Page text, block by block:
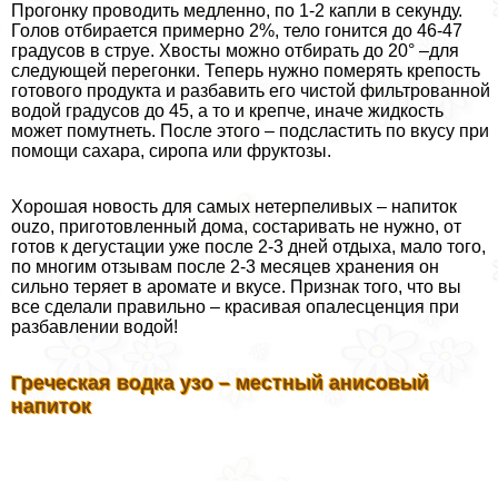
Прогонку проводить медленно, по 1-2 капли в секунду.
Голов отбирается примерно 2%, тело гонится до 46-47
градусов в струе. Хвосты можно отбирать до 20° –для
следующей перегонки. Теперь нужно померять крепость
готового продукта и разбавить его чистой фильтрованной
водой градусов до 45, а то и крепче, иначе жидкость
может помутнеть. После этого – подсластить по вкусу при
помощи сахара, сиропа или фруктозы.
Хорошая новость для самых нетерпеливых – напиток
ouzo, приготовленный дома, состаривать не нужно, от
готов к дегустации уже после 2-3 дней отдыха, мало того,
по многим отзывам после 2-3 месяцев хранения он
сильно теряет в аромате и вкусе. Признак того, что вы
все сделали правильно – красивая опалесценция при
разбавлении водой!
Греческая водка узо – местный анисовый
напиток